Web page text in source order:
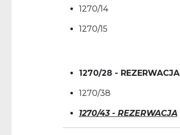
1270/14
1270/15
1 270/28 - REZERWACJA
1270/38
1270/43 - REZERWACJA